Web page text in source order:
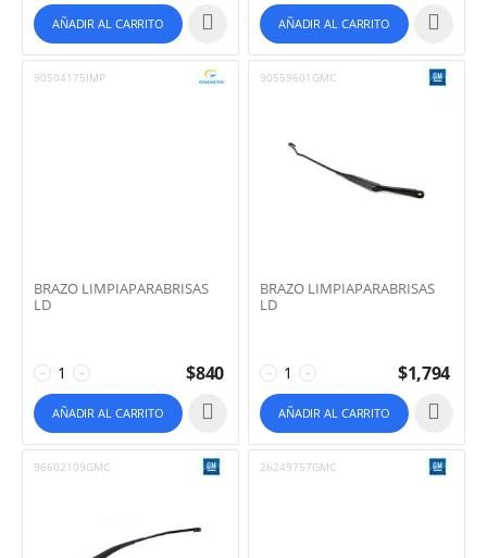
AÑADIR AL CARRITO AÑADIR AL CARRITO
90504175IMP
BRAZO LIMPIAPARABRISAS
LD
+
− $840
AÑADIR AL CARRITO
90559601GMC
BRAZO LIMPIAPARABRISAS
LD
+
− $1,794
AÑADIR AL CARRITO
96602109GMC 26249757GMC